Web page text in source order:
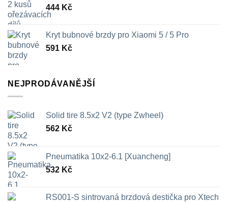
444 Kč
Kryt bubnové brzdy pro Xiaomi 5 / 5 Pro
591 Kč
NEJPRODÁVANĚJŠÍ
Solid tire 8.5x2 V2 (type Zwheel)
562 Kč
Pneumatika 10x2-6.1 [Xuancheng]
532 Kč
RS001-S sintrovaná brzdová destička pro Xtech